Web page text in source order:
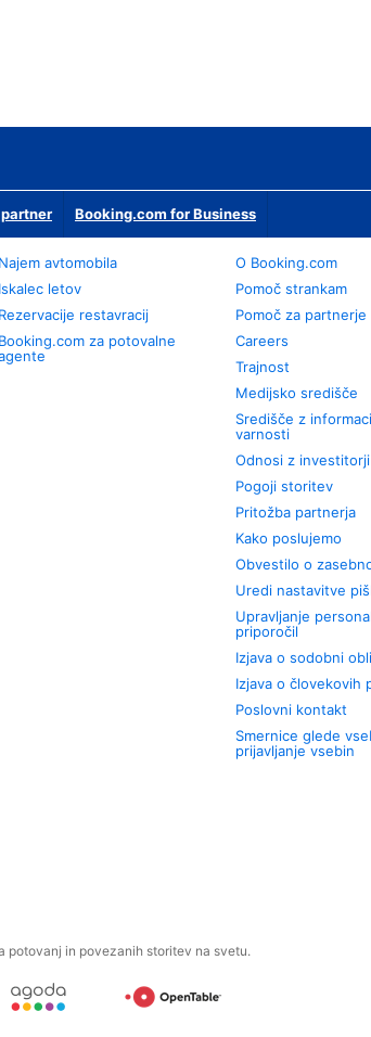
Booking.com for Business
Najem avtomobila
Iskalec letov
Rezervacije restavracij
Booking.com za potovalne
O Booking.com
Pomoč strankam
Pomoč za partnerje
Careers
Trajnost
Medijsko središče
Središče z
varnosti
Odnosi z investitorji
Pogoji storitev
Pritožba partnerja
Kako poslujemo
Obvestilo o
Uredi nastavitve
Upravljanje
priporočil
Izjava o sodobni
Izjava o človekovih
Poslovni kontakt
Smernice glede
prijavljanje vsebin
potovanj in povezanih storitev na svetu.